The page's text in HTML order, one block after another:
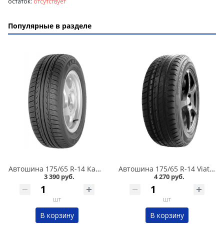
Популярные в разделе
Автошина 175/65 R-14 Кама Breeze (НК-132) 82H в Омске
3 390 руб.
шт
В корзину
Автошина 175/65 R-14 Viatti Strada Asimmetrico V-130 82H в Омске
4 270 руб.
шт
В корзину